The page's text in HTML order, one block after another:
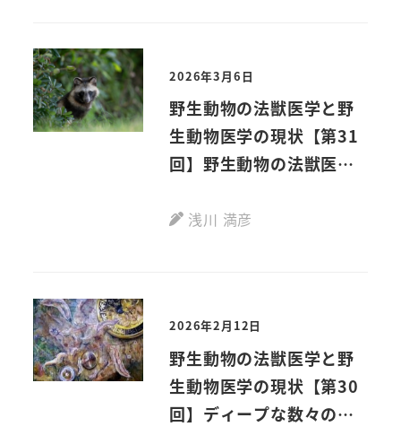
2026年3月6日
野生動物の法獣医学と野
生動物医学の現状【第31
回】野生動物の法獣医学
北海道の遺跡から出土し
浅川 満彦
2026年2月12日
野生動物の法獣医学と野
生動物医学の現状【第30
回】ディープな数々の情